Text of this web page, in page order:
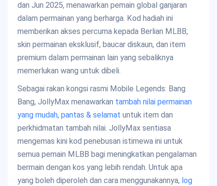
dan Jun 2025, menawarkan pemain global ganjaran
dalam permainan yang berharga. Kod hadiah ini
memberikan akses percuma kepada Berlian MLBB,
skin permainan eksklusif, baucar diskaun, dan item
premium dalam permainan lain yang sebaliknya
memerlukan wang untuk dibeli.
Sebagai rakan kongsi rasmi Mobile Legends: Bang
Bang, JollyMax menawarkan tambah nilai permainan
yang mudah, pantas & selamat untuk item dan
perkhidmatan tambah nilai. JollyMax sentiasa
mengemas kini kod penebusan istimewa ini untuk
semua pemain MLBB bagi meningkatkan pengalaman
bermain dengan kos yang lebih rendah. Untuk apa
yang boleh diperoleh dan cara menggunakannya, log